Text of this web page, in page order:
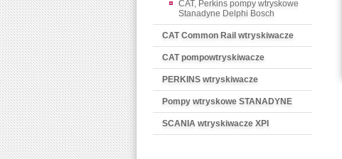
CAT, Perkins pompy wtryskowe
Stanadyne Delphi Bosch
CAT Common Rail wtryskiwacze
CAT pompowtryskiwacze
PERKINS wtryskiwacze
Pompy wtryskowe STANADYNE
SCANIA wtryskiwacze XPI